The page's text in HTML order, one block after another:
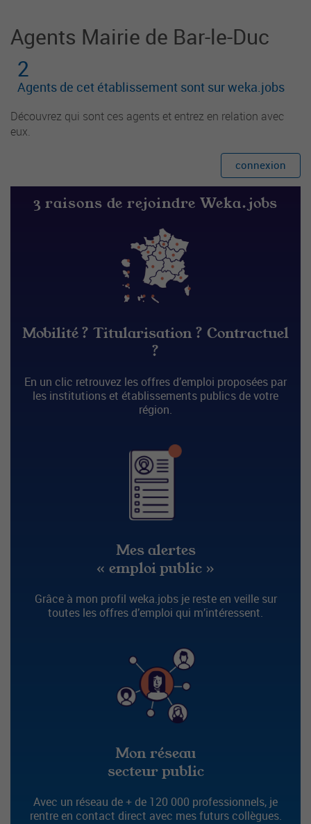
Agents Mairie de Bar-le-Duc
2
Agents de cet établissement sont sur weka.jobs
Découvrez qui sont ces agents et entrez en relation avec
eux.
connexion
3 raisons de rejoindre Weka.jobs
Mobilité ? Titularisation ? Contractuel
?
En un clic retrouvez les offres d’emploi proposées par
les institutions et établissements publics de votre
région.
Mes alertes
« emploi public »
Grâce à mon profil weka.jobs je reste en veille sur
toutes les offres d’emploi qui m’intéressent.
Mon réseau
secteur public
Avec un réseau de + de 120 000 professionnels, je
rentre en contact direct avec mes futurs collègues.